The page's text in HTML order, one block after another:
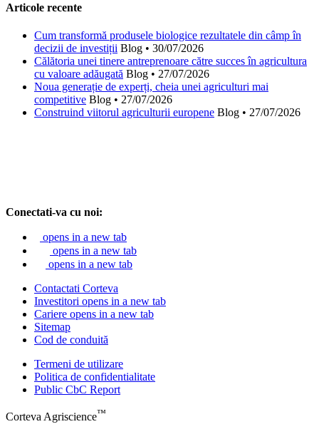
Articole recente
Cum transformă produsele biologice rezultatele din câmp în
decizii de investiții Blog • 30/07/2026
Călătoria unei tinere antreprenoare către succes în agricultura
cu valoare adăugată Blog • 27/07/2026
Noua generație de experți, cheia unei agriculturi mai
competitive Blog • 27/07/2026
Construind viitorul agriculturii europene Blog • 27/07/2026
Conectati-va cu noi:
opens in a new tab
opens in a new tab
opens in a new tab
Contactati Corteva
Investitori opens in a new tab
Cariere opens in a new tab
Sitemap
Cod de conduită
Termeni de utilizare
Politica de confidentialitate
Public CbC Report
Corteva Agriscience™